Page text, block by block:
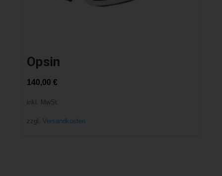
Opsin
140,00 €
inkl. MwSt.
zzgl. Versandkosten